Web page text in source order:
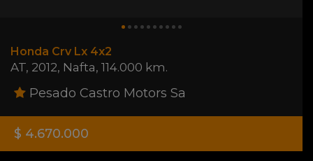
Honda Crv Lx 4x2
AT, 2012, Nafta, 114.000 km.
Pesado Castro Motors Sa
$ 4.670.000